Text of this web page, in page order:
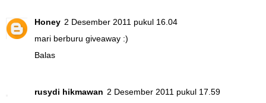
Honey 2 Desember 2011 pukul 16.04
mari berburu giveaway :)
Balas
rusydi hikmawan 2 Desember 2011 pukul 17.59